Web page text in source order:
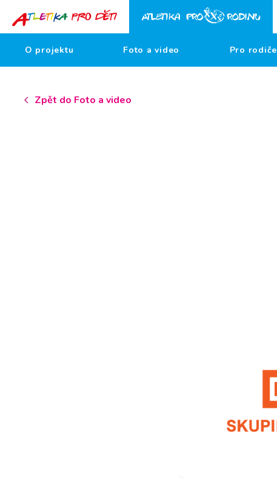
O projektu Foto a video Pro rodiče
Zpět do Foto a video